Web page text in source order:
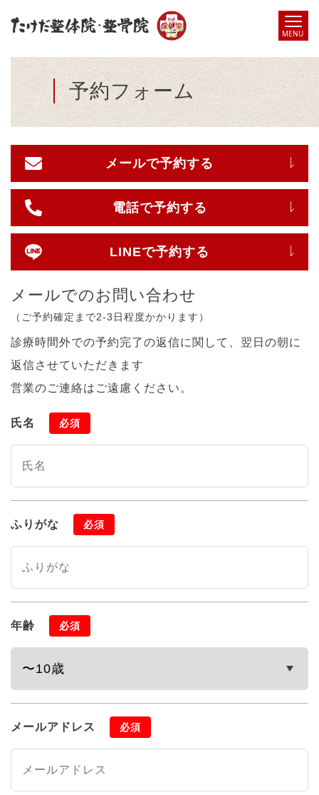
予約フォーム
メールで予約する
電話で予約する
LINEで予約する
メールでのお問い合わせ
（ご予約確定まで2-3日程度かかります）
診療時間外での予約完了の返信に関して、翌日の朝に
返信させていただきます
営業のご連絡はご遠慮ください。
氏名 必須
ふりがな 必須
年齢 必須
メールアドレス 必須